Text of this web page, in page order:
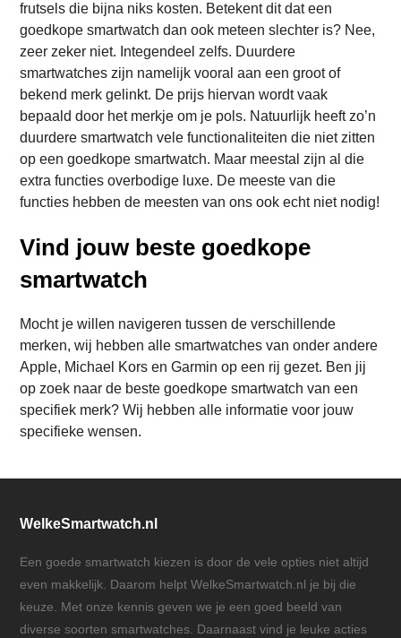
frutsels die bijna niks kosten. Betekent dit dat een
goedkope smartwatch dan ook meteen slechter is? Nee,
zeer zeker niet. Integendeel zelfs. Duurdere
smartwatches zijn namelijk vooral aan een groot of
bekend merk gelinkt. De prijs hiervan wordt vaak
bepaald door het merkje om je pols. Natuurlijk heeft zo’n
duurdere smartwatch vele functionaliteiten die niet zitten
op een goedkope smartwatch. Maar meestal zijn al die
extra functies overbodige luxe. De meeste van die
functies hebben de meesten van ons ook echt niet nodig!
Vind jouw beste goedkope
smartwatch
Mocht je willen navigeren tussen de verschillende
merken, wij hebben alle smartwatches van onder andere
Apple, Michael Kors en Garmin op een rij gezet. Ben jij
op zoek naar de beste goedkope smartwatch van een
specifiek merk? Wij hebben alle informatie voor jouw
specifieke wensen.
WelkeSmartwatch.nl
Een goede smartwatch kiezen is door de vele opties niet altijd
even makkelijk. Daarom helpt WelkeSmartwatch.nl je bij die
keuze. Met onze kennis geven we je een goed beeld van
diverse soorten smartwatches. Daarnaast vind je leuke acties